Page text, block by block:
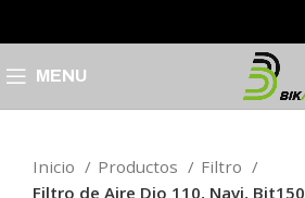
MENU
Inicio Productos
Filtro
Filtro de Aire Dio 110, Navi, Bit150